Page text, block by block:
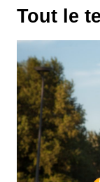
Tout le